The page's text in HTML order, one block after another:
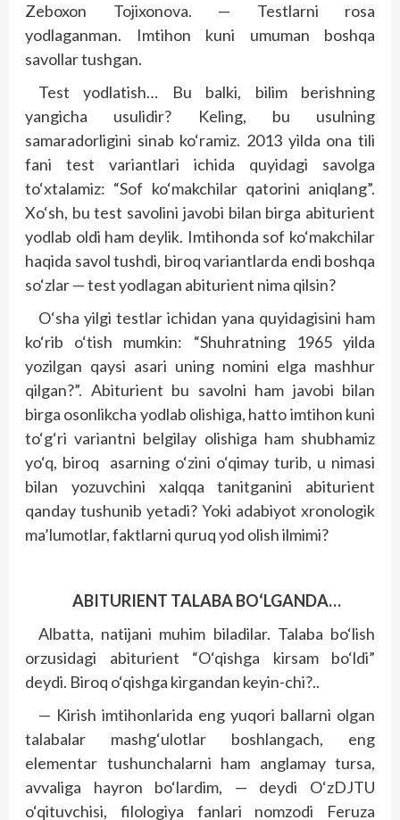
Zeboxon Tojixonova. — Testlarni rosa
yodlaganman. Imtihon kuni umuman boshqa
savollar tushgan.
Test yodlatish… Bu balki, bilim berishning
yangicha usulidir? Keling, bu usulning
samaradorligini sinab ko‘ramiz. 2013 yilda ona tili
fani test variantlari ichida quyidagi savolga
to‘xtalamiz: “Sof ko‘makchilar qatorini aniqlang”.
Xo‘sh, bu test savolini javobi bilan birga abiturient
yodlab oldi ham deylik. Imtihonda sof ko‘makchilar
haqida savol tushdi, biroq variantlarda endi boshqa
so‘zlar — test yodlagan abiturient nima qilsin?
O‘sha yilgi testlar ichidan yana quyidagisini ham
ko‘rib o‘tish mumkin: “Shuhratning 1965 yilda
yozilgan qaysi asari uning nomini elga mashhur
qilgan?”. Abiturient bu savolni ham javobi bilan
birga osonlikcha yodlab olishiga, hatto imtihon kuni
to‘g‘ri variantni belgilay olishiga ham shubhamiz
yo‘q, biroq
asarning o‘zini o‘qimay turib, u nimasi
bilan yozuvchini xalq­qa tanitganini abiturient
qanday tushunib yetadi? Yoki adabiyot xronologik
ma’lumotlar, faktlarni quruq yod olish ilmimi?
ABITURIENT TALABA BO‘LGANDA…
Albatta, natijani muhim biladilar. Talaba bo‘lish
orzusidagi abiturient “O‘qishga kirsam bo‘ldi”
deydi. Biroq o‘qishga kirgandan keyin-chi?..
— Kirish imtihonlarida eng yuqori ballarni olgan
talabalar mashg‘ulotlar boshlangach, eng
elementar tushunchalarni ham anglamay tursa,
avvaliga hayron bo‘lardim, — deydi O‘zDJTU
o‘qituvchisi, filologiya fanlari nomzodi Feruza